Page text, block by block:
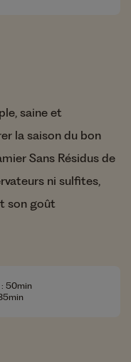
saine et
la saison du bon
Sans Résidus de
ni sulfites,
son goût
50min